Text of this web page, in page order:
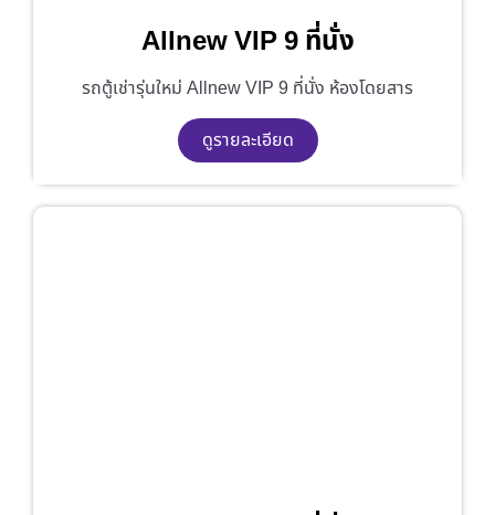
Allnew VIP 9 ที่นั่ง
รถตู้เช่ารุ่นใหม่ Allnew VIP 9 ที่นั่ง ห้องโดยสาร
ดูรายละเอียด